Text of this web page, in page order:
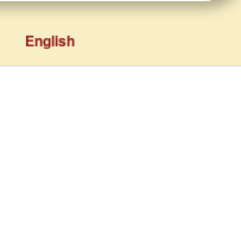
English